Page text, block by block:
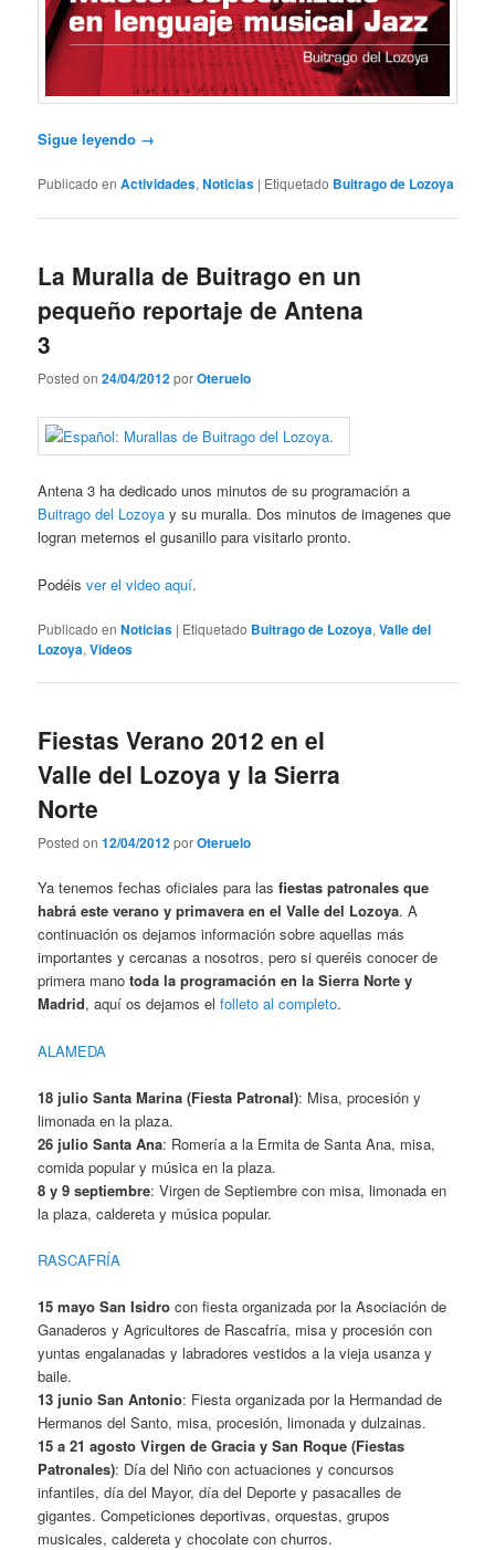
Sigue leyendo →
Publicado en Actividades,Noticias | Etiquetado Buitrago de Lozoya
La Muralla de Buitrago en un
pequeño reportaje de Antena
3
Posted on24/04/2012porOteruelo
Antena 3 ha dedicado unos minutos de su programación a
Buitrago del Lozoya y su muralla. Dos minutos de imagenes que
logran meternos el gusanillo para visitarlo pronto.
Podéisver el video aquí.
Publicado en Noticias | Etiquetado Buitrago de Lozoya,Valle del
Lozoya,Videos
Fiestas Verano 2012 en el
Valle del Lozoya y la Sierra
Norte
Posted on12/04/2012porOteruelo
Ya tenemos fechas oficiales para lasfiestas patronales que
habrá este verano y primavera en el Valle del Lozoya. A
continuación os dejamos información sobre aquellas más
importantes y cercanas a nosotros, pero si queréis conocer de
primera manotoda la programación en la Sierra Norte y
Madrid, aquí os dejamos el folleto al completo.
ALAMEDA
18 julio Santa Marina (Fiesta Patronal): Misa, procesión y
limonada en la plaza.
26 julio Santa Ana: Romería a la Ermita de Santa Ana, misa,
comida popular y música en la plaza.
8 y 9 septiembre: Virgen de Septiembre con misa, limonada en
la plaza, caldereta y música popular.
RASCAFRÍA
15 mayo San Isidro con fiesta organizada por la Asociación de
Ganaderos y Agricultores de Rascafría, misa y procesión con
yuntas engalanadas y labradores vestidos a la vieja usanza y
baile.
13 junio San Antonio: Fiesta organizada por la Hermandad de
Hermanos del Santo, misa, procesión, limonada y dulzainas.
15 a 21 agosto Virgen de Gracia y San Roque (Fiestas
Patronales): Día del Niño con actuaciones y concursos
infantiles, día del Mayor, día del Deporte y pasacalles de
gigantes. Competiciones deportivas, orquestas, grupos
musicales, caldereta y chocolate con churros.